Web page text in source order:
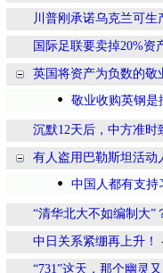
川普刚承诺乌克兰可
国际足联要卖掉20%
英国将资产为负数的敬
敬业收购英钢是
沉默12天后，中方准时
有人盗用巴勒斯坦活动
中国人都有支持
“清华北大不如编制大”
中日关系紧绷再上升！
“731”这天，那个幽灵又